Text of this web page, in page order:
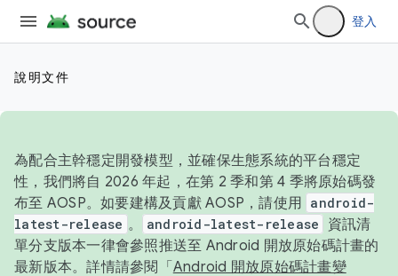
登入
說明文件
為配合主幹穩定開發模型，並確保生態系統的平台穩定
性，我們將自 2026 年起，在第 2 季和第 4 季將原始碼發
布至 AOSP。如要建構及貢獻 AOSP，請使用 android-
latest-release 。 android-latest-release
資訊清
單分支版本一律會參照推送至 Android 開放原始碼計畫的
最新版本。詳情請參閱「 Android 開放原始碼計畫變